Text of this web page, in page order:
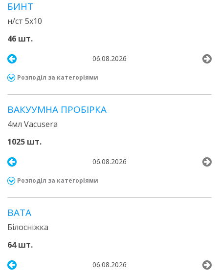
БИНТ
н/ст 5х10
46 шт.
06.08.2026
Розподіл за категоріями
ВАКУУМНА ПРОБІРКА
4мл Vacusera
1025 шт.
06.08.2026
Розподіл за категоріями
ВАТА
Білосніжка
64 шт.
06.08.2026